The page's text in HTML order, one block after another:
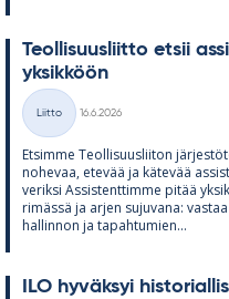
Teol­li­suus­liitto et­sii
yk­sik­köön
Kategoriat
Liitto
16.6.2026
Et­simme Teol­li­suus­lii­ton
no­he­vaa, ete­vää ja kä­te­vää
ve­riksi As­sis­tent­timme pi­tää
ri­mässä ja ar­jen su­ju­vana:
hal­lin­non ja ta­pah­tu­mien...
ILO hy­väk­syi